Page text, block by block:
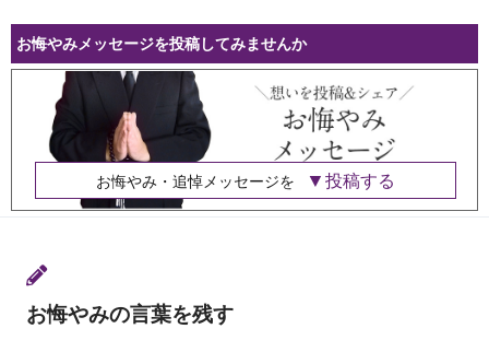
お悔やみメッセージを投稿してみませんか
お悔やみ・追悼メッセージを 投稿する
お悔やみの言葉を残す